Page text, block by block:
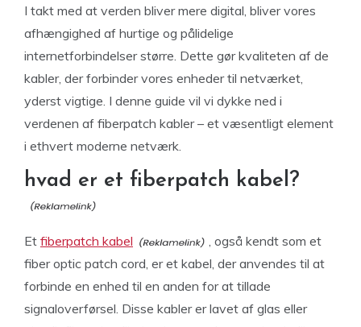
I takt med at verden bliver mere digital, bliver vores
afhængighed af hurtige og pålidelige
internetforbindelser større. Dette gør kvaliteten af de
kabler, der forbinder vores enheder til netværket,
yderst vigtige. I denne guide vil vi dykke ned i
verdenen af fiberpatch kabler – et væsentligt element
i ethvert moderne netværk.
hvad er et fiberpatch kabel?
Et fiberpatch kabel
, også kendt som et
fiber optic patch cord, er et kabel, der anvendes til at
forbinde en enhed til en anden for at tillade
signaloverførsel. Disse kabler er lavet af glas eller